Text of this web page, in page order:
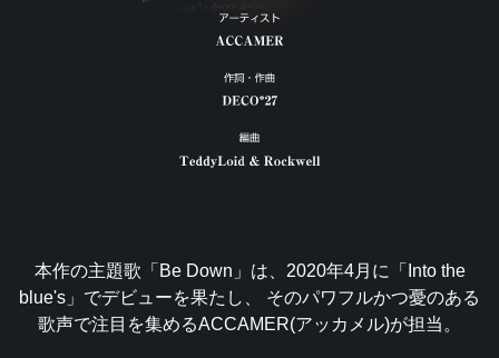
本作の主題歌「Be Down」は、2020年4月に「Into the
blue's」でデビューを果たし、
そのパワフルかつ憂のある
歌声で注目を集めるACCAMER(アッカメル)が担当。